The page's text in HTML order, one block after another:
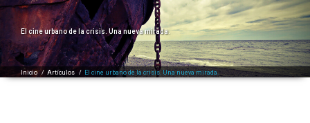
El cine urbano de la crisis. Una nueva mirada.
Inicio / Artículos / El cine urbano de la crisis. Una nueva mirada.